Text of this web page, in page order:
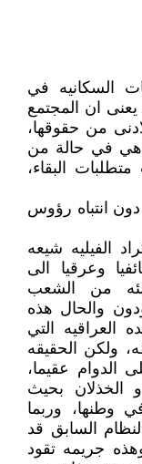
السكانيه في
ان المجتمع
من حقوقها،
هي في حالة من
البقاء،
دون انتباه رؤوس
الفيليه شيعه
وعرقيا الى
من الشعب
والحال هذه
العراقيه التي
ولكن الحقيقه
الدوام عقيما،
بحيث
وطنها، وربما
السابق قد
جريمه تقود